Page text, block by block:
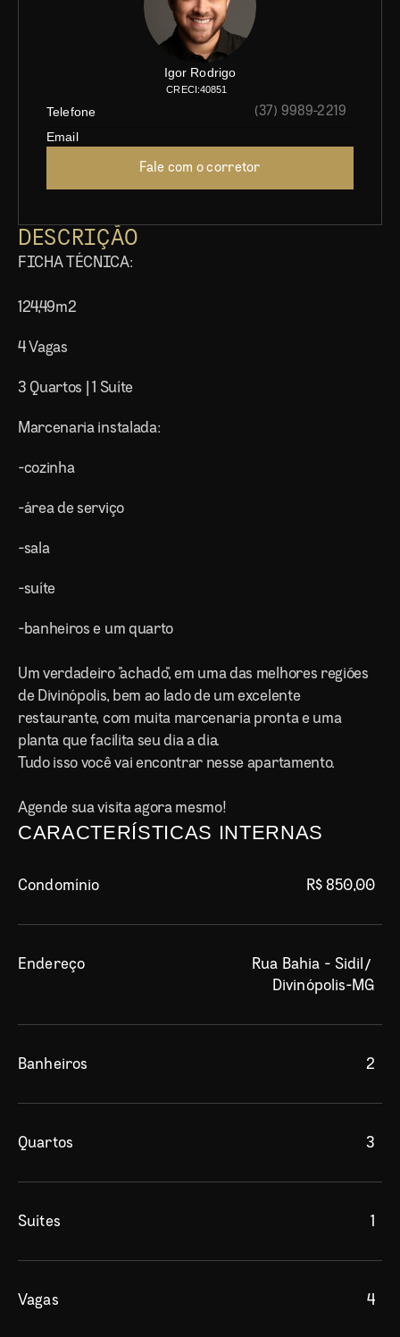
DESCRIÇÃO
FICHA TÉCNICA:
124,49m2
4 Vagas
3 Quartos | 1 Suíte
Marcenaria instalada:
-cozinha
-área de serviço
-sala
-suíte
-banheiros e um quarto
Um verdadeiro "achado", em uma das melhores regiões
de Divinópolis, bem ao lado de um excelente
restaurante, com muita marcenaria pronta e uma
planta que facilita seu dia a dia.
Tudo isso você vai encontrar nesse apartamento.
Agende sua visita agora mesmo!
CARACTERÍSTICAS INTERNAS
Condomínio R$ 850,00
Endereço
Rua Bahia - Sidil/
Divinópolis-MG
Banheiros 2
Quartos 3
Suítes 1
Vagas 4
Igor Rodrigo
CRECI:40851
Telefone (37) 9989-2219
Email
Fale com o corretor